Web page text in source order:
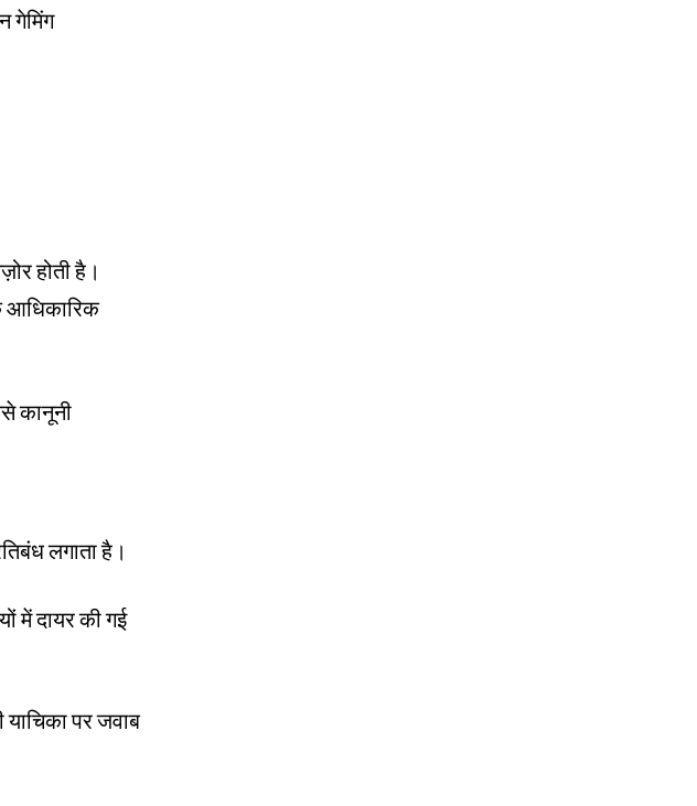
गेमिंग
होती है।
आधिकारिक
कानूनी
लगाता है।
में दायर की गई
पर जवाब